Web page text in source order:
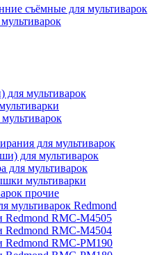
съёмные для мультиварок
мультиварок
для мультиварок
для мультиварок
для мультиварок
мультиварки
прочие
мультиварок Redmond
Redmond RMC-M4505
Redmond RMC-M4504
Redmond RMC-PM190